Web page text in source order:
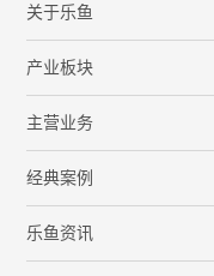
关于乐鱼
产业板块
主营业务
经典案例
乐鱼资讯